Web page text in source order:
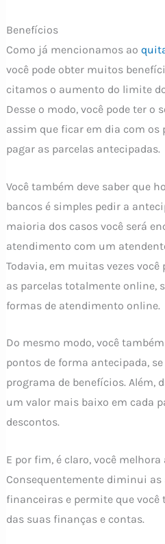
Benefícios
Como já mencionamos ao
você pode obter muitos
citamos o aumento do limite
Desse o modo, você pode ter o
assim que ficar em dia com os
pagar as parcelas antecipadas.
Você também deve saber que
bancos é simples pedir a
maioria dos casos você será
atendimento com um
Todavia, em muitas vezes
as parcelas totalmente online,
formas de atendimento online.
Do mesmo modo, você
pontos de forma antecipada,
programa de benefícios. Além,
um valor mais baixo em cada
descontos.
E por fim, é claro, você
Consequentemente diminui as
financeiras e permite que
das suas finanças e contas.